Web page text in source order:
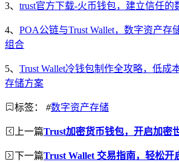
3、 trust官方下载-火币钱包，建立信任的
4、 POA公链与Trust Wallet，数字资产存
组合
5、 Trust Wallet冷钱包制作全攻略，低成
存储方案
标签： #数字资产存储
上一篇Trust加密货币钱包，开启加密
下一篇Trust Wallet 交易指南，轻松开